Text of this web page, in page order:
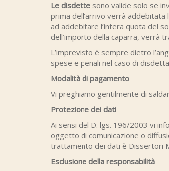
Le disdette sono valide solo se
prima dell’arrivo verrà
ad addebitare l’intera quota del
dell’importo della caparra, verrà
L’imprevisto è sempre dietro
spese e penali nel caso di
Modalità di pagamento
Vi preghiamo gentilmente di
Protezione dei dati
Ai sensi del D. lgs. 196/2003 vi
oggetto di comunicazione o
trattamento dei dati è Dissertori
Esclusione della responsabilità